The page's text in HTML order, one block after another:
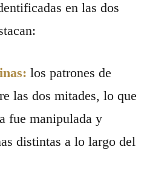
en las dos
los patrones de
las dos mitades, lo que
fue manipulada y
distintas a lo largo del